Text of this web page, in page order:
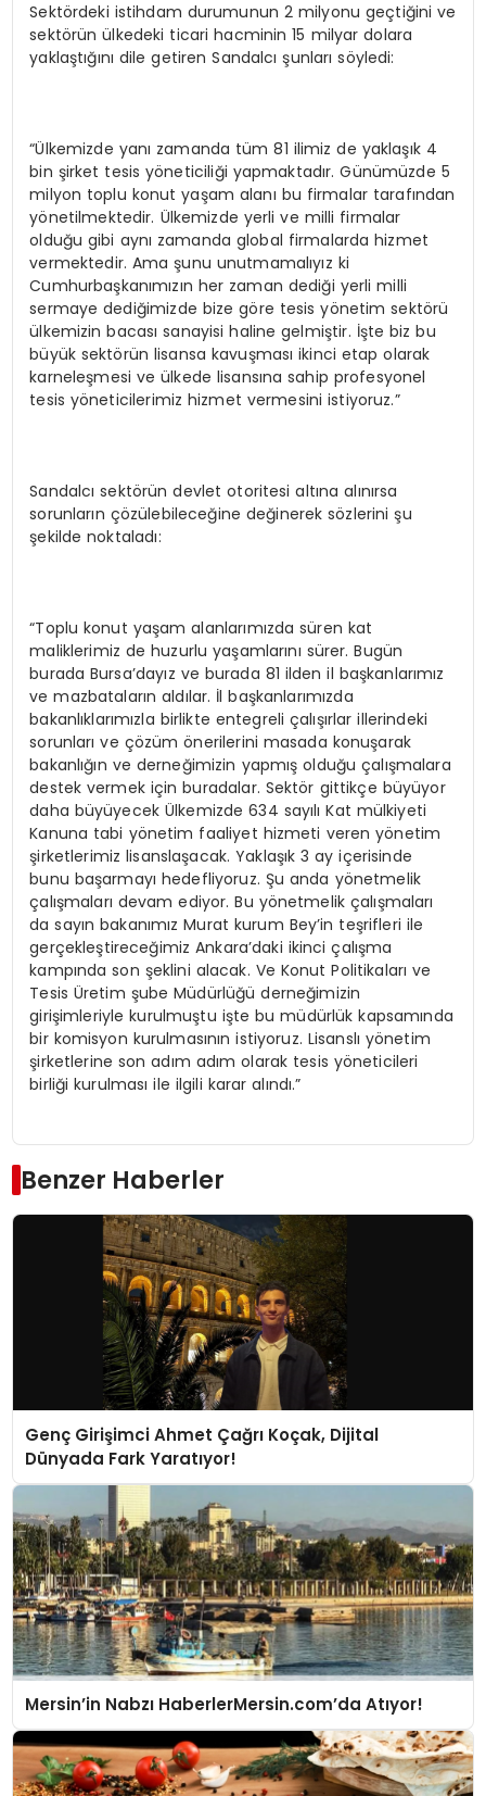
Sektördeki istihdam durumunun 2 milyonu geçtiğini ve
sektörün ülkedeki ticari hacminin 15 milyar dolara
yaklaştığını dile getiren Sandalcı şunları söyledi:
“Ülkemizde yanı zamanda tüm 81 ilimiz de yaklaşık 4
bin şirket tesis yöneticiliği yapmaktadır. Günümüzde 5
milyon toplu konut yaşam alanı bu firmalar tarafından
yönetilmektedir. Ülkemizde yerli ve milli firmalar
olduğu gibi aynı zamanda global firmalarda hizmet
vermektedir. Ama şunu unutmamalıyız ki
Cumhurbaşkanımızın her zaman dediği yerli milli
sermaye dediğimizde bize göre tesis yönetim sektörü
ülkemizin bacası sanayisi haline gelmiştir. İşte biz bu
büyük sektörün lisansa kavuşması ikinci etap olarak
karneleşmesi ve ülkede lisansına sahip profesyonel
tesis yöneticilerimiz hizmet vermesini istiyoruz.”
Sandalcı sektörün devlet otoritesi altına alınırsa
sorunların çözülebileceğine değinerek sözlerini şu
şekilde noktaladı:
“Toplu konut yaşam alanlarımızda süren kat
maliklerimiz de huzurlu yaşamlarını sürer. Bugün
burada Bursa’dayız ve burada 81 ilden il başkanlarımız
ve mazbataların aldılar. İl başkanlarımızda
bakanlıklarımızla birlikte entegreli çalışırlar illerindeki
sorunları ve çözüm önerilerini masada konuşarak
bakanlığın ve derneğimizin yapmış olduğu çalışmalara
destek vermek için buradalar. Sektör gittikçe büyüyor
daha büyüyecek Ülkemizde 634 sayılı Kat mülkiyeti
Kanuna tabi yönetim faaliyet hizmeti veren yönetim
şirketlerimiz lisanslaşacak. Yaklaşık 3 ay içerisinde
bunu başarmayı hedefliyoruz. Şu anda yönetmelik
çalışmaları devam ediyor. Bu yönetmelik çalışmaları
da sayın bakanımız Murat kurum Bey’in teşrifleri ile
gerçekleştireceğimiz Ankara’daki ikinci çalışma
kampında son şeklini alacak. Ve Konut Politikaları ve
Tesis Üretim şube Müdürlüğü derneğimizin
girişimleriyle kurulmuştu işte bu müdürlük kapsamında
bir komisyon kurulmasının istiyoruz. Lisanslı yönetim
şirketlerine son adım adım olarak tesis yöneticileri
birliği kurulması ile ilgili karar alındı.”
Benzer Haberler
Genç Girişimci Ahmet Çağrı Koçak, Dijital
Dünyada Fark Yaratıyor!
Mersin’in Nabzı HaberlerMersin.com’da Atıyor!